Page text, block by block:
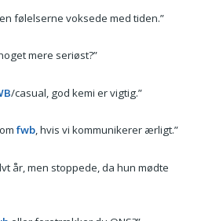
følelserne voksede med tiden.”
mere seriøst?”
/casual, god kemi er vigtig.”
fwb, hvis vi kommunikerer ærligt.”
år, men stoppede, da hun mødte